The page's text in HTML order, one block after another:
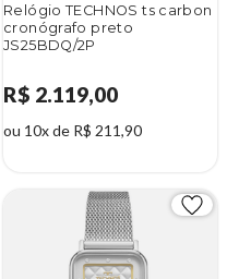
Relógio TECHNOS ts carbon
cronógrafo preto
JS25BDQ/2P
R$ 2.119,00
ou 10x de R$ 211,90